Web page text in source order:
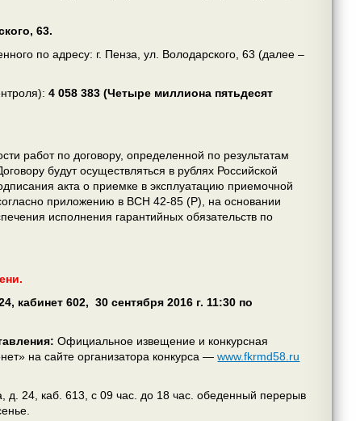
63.
по адресу: г. Пенза, ул. Володарского, 63 (далее –
4 058 383(Четыре миллиона пятьдесят
работ по договору, определенной по результатам
будут осуществляться в рублях Российской
акта о приемке в эксплуатацию приемочной
приложению в ВСН 42-85 (Р), на основании
исполнения гарантийных обязательств по
кабинет 602, 30 сентября 2016 г. 11:30 по
Официальное извещение и конкурсная
на сайте организатора конкурса —www.fkrmd58.ru
д. 24, каб. 613, с 09 час. до 18 час. обеденный перерыв